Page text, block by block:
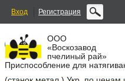
Вход Регистрация
ООО
«Воскозавод
пчелиный рай»
Приспособление для